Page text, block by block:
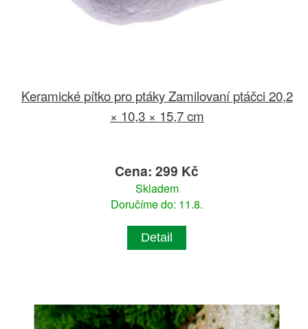
Keramické pítko pro ptáky Zamilovaní ptáčci 20,2
× 10,3 × 15,7 cm
Cena: 299 Kč
Skladem
Doručíme do: 11.8.
Detail